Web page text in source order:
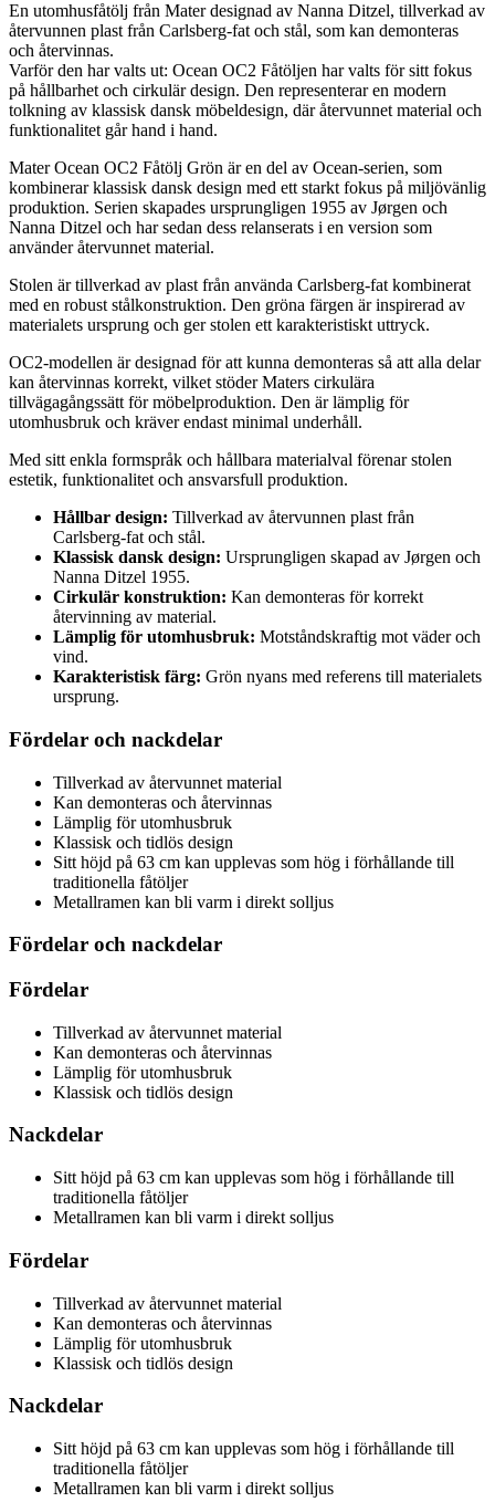
En utomhusfåtölj från Mater designad av Nanna Ditzel, tillverkad av
återvunnen plast från Carlsberg-fat och stål, som kan demonteras
och återvinnas.
Varför den har valts ut: Ocean OC2 Fåtöljen har valts för sitt fokus
på hållbarhet och cirkulär design. Den representerar en modern
tolkning av klassisk dansk möbeldesign, där återvunnet material och
funktionalitet går hand i hand.
Mater Ocean OC2 Fåtölj Grön är en del av Ocean-serien, som
kombinerar klassisk dansk design med ett starkt fokus på miljövänlig
produktion. Serien skapades ursprungligen 1955 av Jørgen och
Nanna Ditzel och har sedan dess relanserats i en version som
använder återvunnet material.
Stolen är tillverkad av plast från använda Carlsberg-fat kombinerat
med en robust stålkonstruktion. Den gröna färgen är inspirerad av
materialets ursprung och ger stolen ett karakteristiskt uttryck.
OC2-modellen är designad för att kunna demonteras så att alla delar
kan återvinnas korrekt, vilket stöder Maters cirkulära
tillvägagångssätt för möbelproduktion. Den är lämplig för
utomhusbruk och kräver endast minimal underhåll.
Med sitt enkla formspråk och hållbara materialval förenar stolen
estetik, funktionalitet och ansvarsfull produktion.
Hållbar design: Tillverkad av återvunnen plast från
Carlsberg-fat och stål.
Klassisk dansk design: Ursprungligen skapad av Jørgen och
Nanna Ditzel 1955.
Cirkulär konstruktion: Kan demonteras för korrekt
återvinning av material.
Lämplig för utomhusbruk: Motståndskraftig mot väder och
vind.
Karakteristisk färg: Grön nyans med referens till materialets
ursprung.
Fördelar och nackdelar
Tillverkad av återvunnet material
Kan demonteras och återvinnas
Lämplig för utomhusbruk
Klassisk och tidlös design
Sitt höjd på 63 cm kan upplevas som hög i förhållande till
traditionella fåtöljer
Metallramen kan bli varm i direkt solljus
Fördelar och nackdelar
Fördelar
Tillverkad av återvunnet material
Kan demonteras och återvinnas
Lämplig för utomhusbruk
Klassisk och tidlös design
Nackdelar
Sitt höjd på 63 cm kan upplevas som hög i förhållande till
traditionella fåtöljer
Metallramen kan bli varm i direkt solljus
Fördelar
Tillverkad av återvunnet material
Kan demonteras och återvinnas
Lämplig för utomhusbruk
Klassisk och tidlös design
Nackdelar
Sitt höjd på 63 cm kan upplevas som hög i förhållande till
traditionella fåtöljer
Metallramen kan bli varm i direkt solljus